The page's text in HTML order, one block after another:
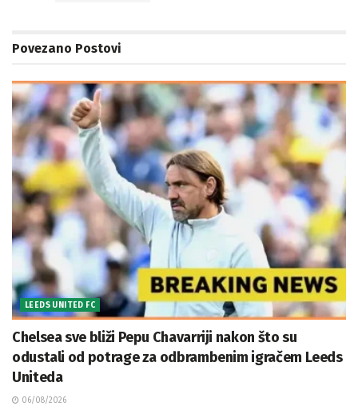
Povezano Postovi
LEEDS UNITED FC
Chelsea sve bliži Pepu Chavarriji nakon što su
odustali od potrage za odbrambenim igračem Leeds
Uniteda
06/08/2026